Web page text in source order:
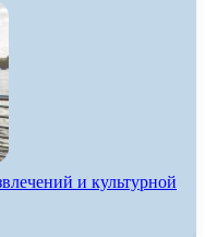
и культурной